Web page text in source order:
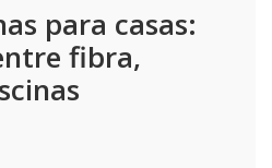
para casas:
fibra,